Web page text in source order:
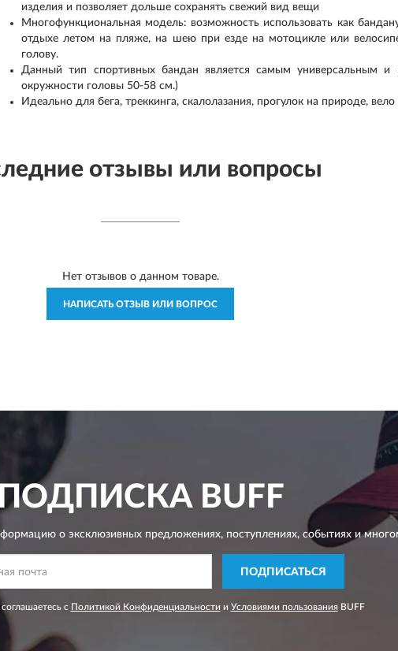
изделия и позволяет дольше сохранять свежий вид вещи
Многофункциональная модель: возможность использовать как
отдыхе летом на пляже, на шею при езде на мотоцикле или
голову.
Данный тип спортивных бандан является самым универсальным и
окружности головы 50-58 см.)
Идеально для бега, треккинга, скалолазания, прогулок на природе,
отзывы или вопросы
Нет отзывов о данном товаре.
НАПИСАТЬ ОТЗЫВ ИЛИ ВОПРОС
ПОДПИСКАBUFF
о эксклюзивных предложениях,поступлениях, событиях и
ПОДПИСАТЬСЯ
с Политикой Конфиденциальности и Условиями пользованияBUFF